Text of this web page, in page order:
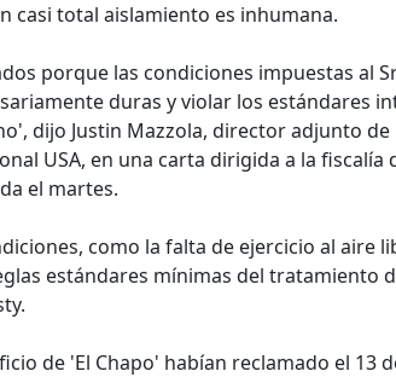
casi total aislamiento es inhumana.
porque las condiciones impuestas al
duras y violar los estándares
dijo Justin Mazzola, director adjunto de
USA, en una carta dirigida a la fiscalía
el martes.
como la falta de ejercicio al aire
estándares mínimas del tratamiento
de 'El Chapo' habían reclamado el 13